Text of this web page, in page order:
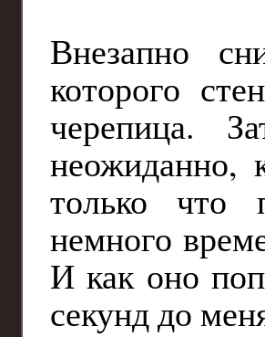
Внезапно
которого
черепица.
неожиданно,
только что
немного
И как оно
секунд до